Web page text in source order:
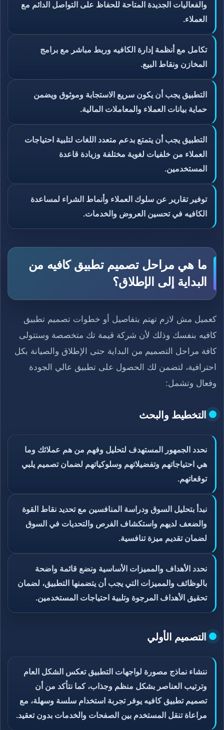
والفعاليات الجديدة المتاحة للحفاظ على التواصل الدائم مع
العملاء.
تكامل مع أنظمة إدارة الكافيه وربط مباشر مع برامج
المخازن ونقاط البيع.
التطبيق يجب أن يكون سريع الاستجابة وموثوق ويضمن
حماية بيانات العملاء والمعاملات المالية.
التطبيق يجب أن يتمتع بدعم متعدد اللغات لتلبية احتياجات
العملاء من خلفيات لغوية مختلفة وزيادة قاعدة
المستخدمين.
توفير تقارير عن سلوك العملاء وأنماط الشراء لمساعدة
الكافيه في تحسين العروض والخدمات.
ما هي مراحل تصميم تطبيق كافيه من
البداية إلى الإطلاق؟
كعميل مش لازم تهتم بتفاصيل أو خطوات تصميم تطبيق
كافيه بنفسك وذلك لأن شركة قيمة تك متخصصة وستتولى
كافة مراحل التصميم من البداية حتى الإطلاق والصيانة بكل
احترافية، لتضمن لك الحصول على تطبيق عالي الجودة
وفعال وتشمل:
التخطيط والبحث
نحدد الجمهور المستهدف لتحليل وفهم من هم عملائك وما
هي احتياجاتهم وتفضيلاتهم وسلوكياتهم لضمان تصميم يلبي
توقعاتهم.
نبدأ بتحليل السوق ودراسة المنافسين مع تحديد نقاط القوة
والضعف لديهم واستكشاف الفرص والتحديات في السوق
لضمان تقديم ميزة تنافسية.
نحدد الأهداف والمميزات الأساسية ونضع قائمة واضحة
بالوظائف والمميزات التي يجب أن يتضمنها التطبيق، لضمان
تحقيق الأهداف المرجوة وتلبية احتياجات المستخدمين.
التصميم الأولي
ننشاء نماذج مصورة لواجهات التطبيق تعكس الشكل العام
وترتيب العناصر بشكل منظم وجذاب، كما نتأكد من أن
تصميم تطبيق كافيه يوفر تجربة استخدام سلسة وسهلة، مع
مراعاة تنقل المستخدم بين الصفحات والخدمات بدون تعقيد.